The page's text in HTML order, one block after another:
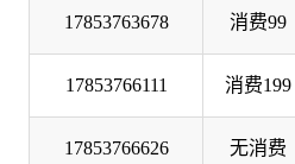
17853763678 消费99
17853766111 消费199
17853766626 无消费